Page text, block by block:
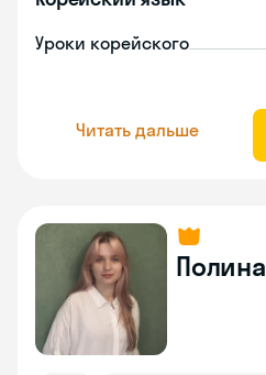
Уроки корейского
Читать дальше
Полина